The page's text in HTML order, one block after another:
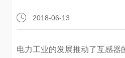
2018-06-13
电力工业的发展推动了互感器